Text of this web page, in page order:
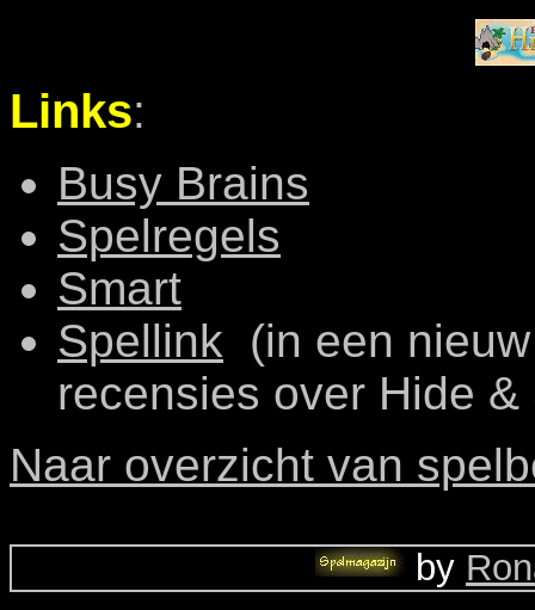
Links:
Busy Brains
Spelregels
Smart
Spellink (in een
recensies over Hide
Naar overzicht van
by